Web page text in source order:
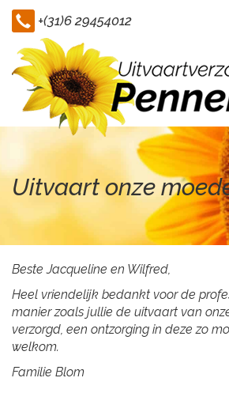
+(31)6 29454012
Uitvaart onze
Beste Jacqueline en Wilfred,
Heel vriendelijk bedankt voor de
manier zoals jullie de uitvaart van
verzorgd, een ontzorging in deze zo
welkom.
Familie Blom